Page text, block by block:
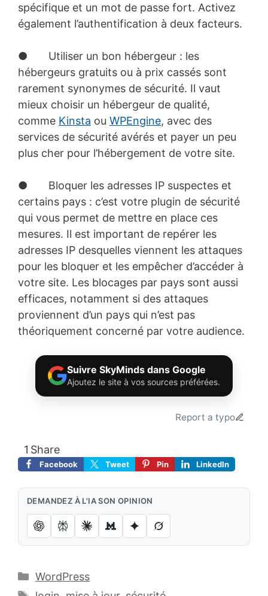
spécifique et un mot de passe fort. Activez
également l’authentification à deux facteurs.
● Utiliser un bon hébergeur : les
hébergeurs gratuits ou à prix cassés sont
rarement synonymes de sécurité. Il vaut
mieux choisir un hébergeur de qualité,
comme Kinsta ou WPEngine, avec des
services de sécurité avérés et payer un peu
plus cher pour l’hébergement de votre site.
● Bloquer les adresses IP suspectes et
certains pays : c’est votre plugin de sécurité
qui vous permet de mettre en place ces
mesures. Il est important de repérer les
adresses IP desquelles viennent les attaques
pour les bloquer et les empêcher d’accéder à
votre site. Les blocages par pays sont aussi
efficaces, notamment si des attaques
proviennent d’un pays qui n’est pas
théoriquement concerné par votre audience.
Suivre SkyMinds dans Google
Ajoutez le site à vos sources préférées.
Report a typo
Share
1
Facebook Tweet Pin LinkedIn
DEMANDEZ À L'IA SON OPINION
Catégories
WordPress